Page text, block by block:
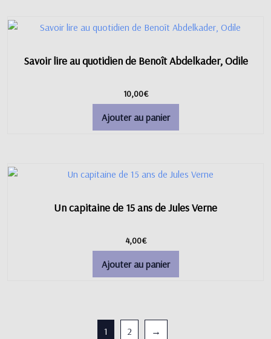
Savoir lire au quotidien de Benoît Abdelkader, Odile
10,00€
Ajouter au panier
Un capitaine de 15 ans de Jules Verne
4,00€
Ajouter au panier
1 2 →